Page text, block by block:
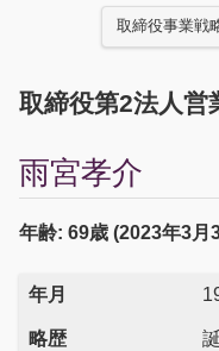
取締役事業戦
取締役第2法人営
雨宮孝介
年齢: 69歳 (2023年3月
年月
略歴